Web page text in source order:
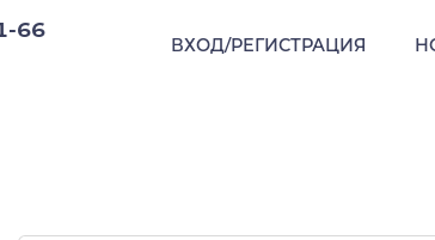
66
ВХОД/РЕГИСТРАЦИЯ